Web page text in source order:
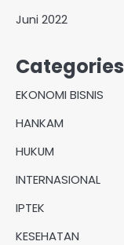
Juni 2022
Categories
EKONOMI BISNIS
HANKAM
HUKUM
INTERNASIONAL
IPTEK
KESEHATAN